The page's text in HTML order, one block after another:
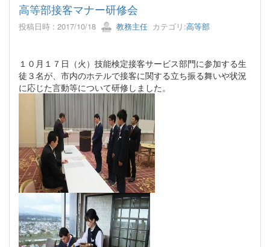
高等部接客マナー研修会
投稿日時 : 2017/10/18 教務主任 カテゴリ:高等部
１０月１７日（火）技能検定接客サービス部門に参加する生
徒３名が、市内のホテルで接客に関する立ち振る舞いや状況
に応じた言動等について研修しました。